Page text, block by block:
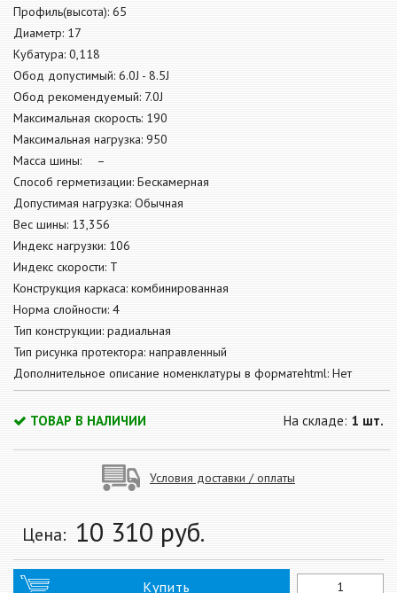
Профиль(высота): 65
Диаметр: 17
Кубатура: 0,118
Обод допустимый: 6.0J - 8.5J
Обод рекомендуемый: 7.0J
Максимальная скорость: 190
Максимальная нагрузка: 950
Масса шины: –
Способ герметизации: Бескамерная
Допустимая нагрузка: Обычная
Вес шины: 13,356
Индекс нагрузки: 106
Индекс скорости: T
Конструкция каркаса: комбинированная
Норма слойности: 4
Тип конструкции: радиальная
Тип рисунка протектора: направленный
Дополнительное описание номенклатуры в форматеhtml: Нет
ТОВАР В НАЛИЧИИ На складе: 1 шт.
Условия доставки / оплаты
Цена: 10 310 руб.
Купить